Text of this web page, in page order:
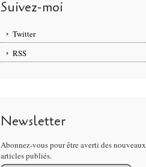
Suivez-moi
Twitter
RSS
Newsletter
Abonnez-vous pour être averti des nouveaux
articles publiés.